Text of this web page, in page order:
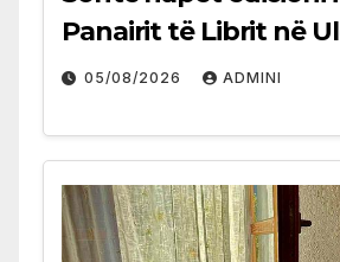
Panairit të Librit në
05/08/2026 ADMINI